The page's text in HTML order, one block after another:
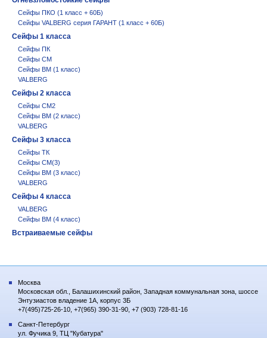
Сейфы ПКО (1 класс + 60Б)
Сейфы VALBERG серия ГАРАНТ (1 класс + 60Б)
Сейфы 1 класса
Сейфы ПК
Сейфы СМ
Сейфы BM (1 класс)
VALBERG
Сейфы 2 класса
Сейфы СМ2
Сейфы BM (2 класс)
VALBERG
Сейфы 3 класса
Сейфы ТК
Сейфы СМ(3)
Сейфы BM (3 класс)
VALBERG
Сейфы 4 класса
VALBERG
Сейфы BM (4 класс)
Встраиваемые сейфы
Москва
Московская обл., Балашихинский район, Западная коммунальная зона, шоссе
Энтузиастов владение 1А, корпус 3Б
+7(495)725-26-10, +7(965) 390-31-90, +7 (903) 728-81-16
Санкт-Петербург
ул. Фучика 9, ТЦ "Кубатура"